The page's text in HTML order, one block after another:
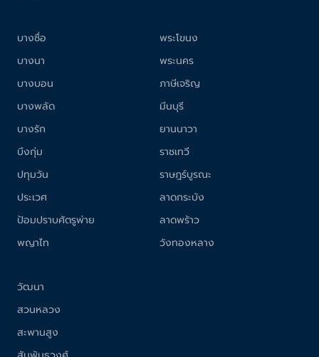
บางซื่อ
บางนา
บางบอน
บางพลัด
บางรัก
บึงกุ่ม
ปทุมวัน
ประเวศ
ป้อมปราบศัตรูพ่าย
พญาไท
พระโขนง
พระนคร
ภาษีเจริญ
มีนบุรี
ยานนาวา
ราชเทวี
ราษฎร์บูรณะ
ลาดกระบัง
ลาดพร้าว
วังทองหลาง
วัฒนา
สวนหลวง
สะพานสูง